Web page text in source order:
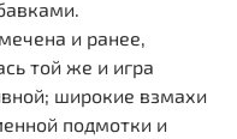
и ранее,
той же и игра
широкие взмахи
подмотки и